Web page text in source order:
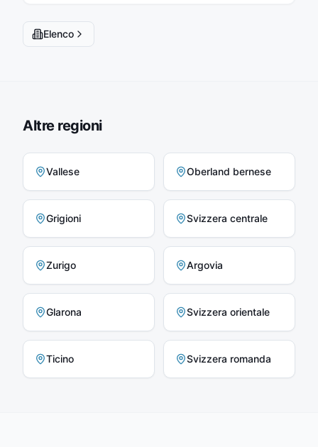
Elenco
Altre regioni
Vallese Oberland bernese
Grigioni Svizzera centrale
Zurigo Argovia
Glarona Svizzera orientale
Ticino Svizzera romanda